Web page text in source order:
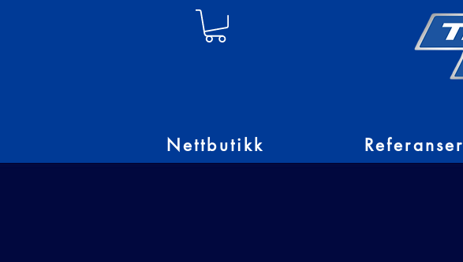
Nettbutikk Referanser